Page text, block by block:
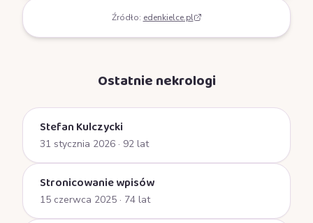
Źródło: edenkielce.pl
Ostatnie nekrologi
Stefan Kulczycki
31 stycznia 2026 · 92 lat
Stronicowanie wpisów
15 czerwca 2025 · 74 lat